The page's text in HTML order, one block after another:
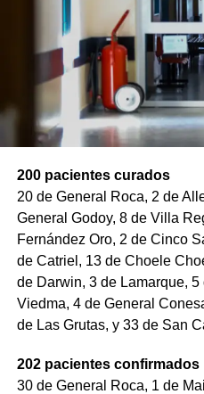
200 pacientes curados
20 de General Roca, 2 de
General Godoy, 8 de Villa
Fernández Oro, 2 de Cinco
de Catriel, 13 de Choele
de Darwin, 3 de Lamarque,
Viedma, 4 de General
de Las Grutas, y 33 de San
202 pacientes confirmados
30 de General Roca, 1 de